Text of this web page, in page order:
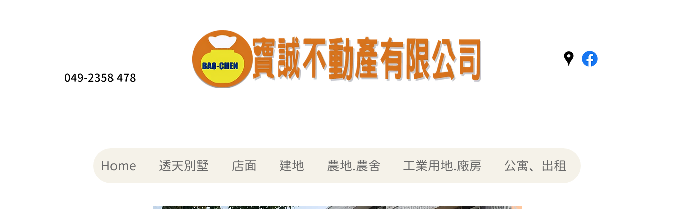
049-2358 478
Home 透天別墅 店面 建地 農地.農舍 工業用地.廠房 公寓、出租